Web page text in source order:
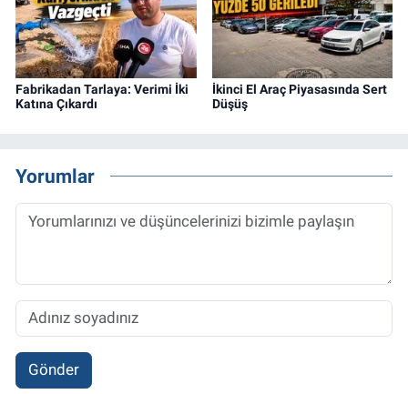
Fabrikadan Tarlaya: Verimi İki
Katına Çıkardı
İkinci El Araç Piyasasında Sert
Düşüş
Yorumlar
Gönder